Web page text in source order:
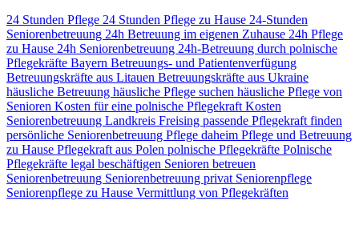
24 Stunden Pflege 24 Stunden Pflege zu Hause 24-Stunden
Seniorenbetreuung 24h Betreuung im eigenen Zuhause 24h Pflege
zu Hause 24h Seniorenbetreuung 24h-Betreuung durch polnische
Pflegekräfte Bayern Betreuungs- und Patientenverfügung
Betreuungskräfte aus Litauen Betreuungskräfte aus Ukraine
häusliche Betreuung häusliche Pflege suchen häusliche Pflege von
Senioren Kosten für eine polnische Pflegekraft Kosten
Seniorenbetreuung Landkreis Freising passende Pflegekraft finden
persönliche Seniorenbetreuung Pflege daheim Pflege und Betreuung
zu Hause Pflegekraft aus Polen polnische Pflegekräfte Polnische
Pflegekräfte legal beschäftigen Senioren betreuen
Seniorenbetreuung Seniorenbetreuung privat Seniorenpflege
Seniorenpflege zu Hause Vermittlung von Pflegekräften